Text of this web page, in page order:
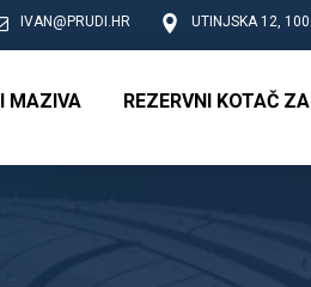
UTINJSKA 12,
IVAN@PRUDI.HR
MAZIVA REZERVNI KOTAČ